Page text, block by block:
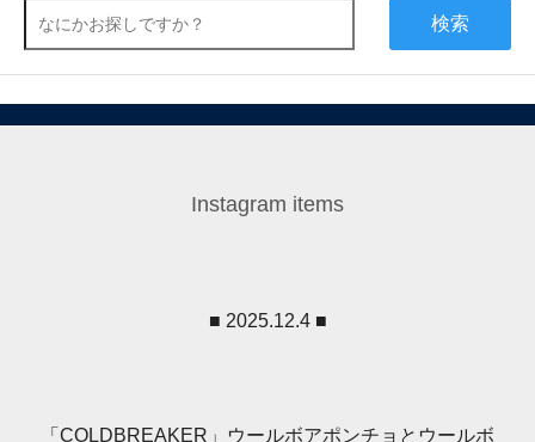
検索
Instagram items
■ 2025.12.4 ■
「COLDBREAKER」ウールボアポンチョとウールボ